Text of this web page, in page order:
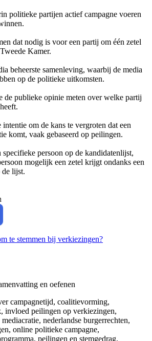
politieke partijen actief campagne voeren
dat nodig is voor een partij om één zetel
Kamer.
beheerste samenleving, waarbij de media
op de politieke uitkomsten.
de publieke opinie meten over welke partij
intentie om de kans te vergroten dat een
komt, vaak gebaseerd op peilingen.
specifieke persoon op de kandidatenlijst,
mogelijk een zetel krijgt ondanks een
de lijst.
te stemmen bij verkiezingen?
en oefenen
campagnetijd, coalitievorming,
invloed peilingen op verkiezingen,
nederlandse burgerrechten,
online politieke campagne,
peilingen en stemgedrag,